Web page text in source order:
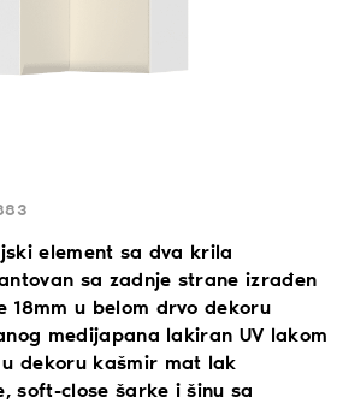
element sa dva krila
sa zadnje strane izrađen
18mm u belom drvo dekoru
medijapana lakiran UV lakom
dekoru kašmir mat lak
soft-close šarke i šinu sa